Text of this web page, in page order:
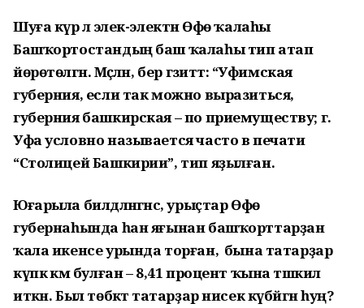
Шуға күрә лә элек-электән Өфө ҡалаһы
Башҡортостандың баш ҡалаһы тип атап
йөрөтөлгән. Мәҫәлән, бер гәзиттә: “Уфимская
губерния, если так можно выразиться,
губерния башкирская – по приемуществу; г.
Уфа условно называется часто в печати
“Столицей Башкирии”, тип яҙылған.
Юғарыла билдәләнгәнсә, урыҫтар Өфө
губернаһында һан яғынан башҡорттарҙан
ҡала икенсе урында торған, ә бына татарҙар
күпкә кәм булған – 8,41 процент ҡына тәшкил
иткән. Был төбәктә татарҙар нисек күбәйгән һуң?